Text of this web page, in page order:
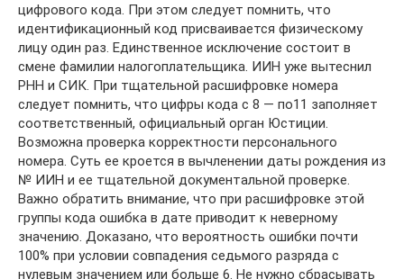
цифрового кода. При этом следует помнить, что
идентификационный код присваивается физическому
лицу один раз. Единственное исключение состоит в
смене фамилии налогоплательщика. ИИН уже вытеснил
РНН и СИК. При тщательной расшифровке номера
следует помнить, что цифры кода с 8 — по11 заполняет
соответственный, официальный орган Юстиции.
Возможна проверка корректности персонального
номера. Суть ее кроется в вычленении даты рождения из
№ ИИН и ее тщательной документальной проверке.
Важно обратить внимание, что при расшифровке этой
группы кода ошибка в дате приводит к неверному
значению. Доказано, что вероятность ошибки почти
100% при условии совпадения седьмого разряда с
нулевым значением или больше 6. Не нужно сбрасывать